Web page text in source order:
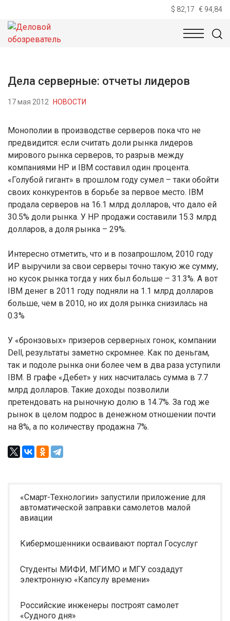
$ 82,17 € 94,84
НОВОСТИ
Дела серверные: отчеты лидеров
17 мая 2012 НОВОСТИ
Монополии в производстве серверов пока что не
предвидится: если считать доли рынка лидеров
мирового рынка серверов, то разрыв между
компаниями HP и IBM составил один процента.
«Голубой гигант» в прошлом году сумел – таки обойти
своих конкурентов в борьбе за первое место. IBM
продала серверов на 16.1 млрд долларов, что дало ей
30.5% доли рынка. У HP продажи составили 15.3 млрд
долларов, а доля рынка – 29%.
Интересно отметить, что и в позапрошлом, 2010 году
ИР выручили за свои серверы точно такую же сумму,
но кусок рынка тогда у них был больше – 31.3%. А вот
IBM денег в 2011 году подняли на 1.1 млрд долларов
больше, чем в 2010, но их доля рынка снизилась на
0.3%
У «бронзовых» призеров серверных гонок, компании
Dell, результаты заметно скромнее. Как по деньгам,
так и подоле рынка они более чем в два раза уступили
IBM. В графе «Дебет» у них насчиталась сумма в 7.7
млрд долларов. Такие доходы позволили
претендовать на рыночную долю в 14.7%. За год же
рынок в целом подрос в денежном отношении почти
на 8%, а по количеству продажна 7%.
«Смарт-Технологии» запустили приложение для
автоматической заправки самолетов малой
авиации
Кибермошенники осваивают портал Госуслуг
Студенты МИФИ, МГИМО и МГУ создадут
электронную «Капсулу времени»
Российские инженеры построят самолет
«Судного дня»